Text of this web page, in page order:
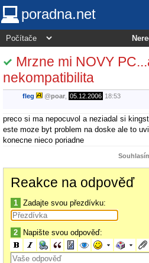
poradna.net
Mrzne mi NOVY
nekompatibilita
fleg @poar 05.12.2006 18:53
preco si ma nepocuvol a neziadal si
este moze byt problem na doske ale to
konecne nieco poriadne
Reakce na odpověď
1 Zadajte svou přezdívku:
2 Napište svou odpověď: